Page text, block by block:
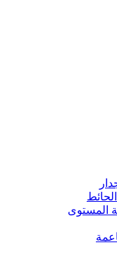
المستوى